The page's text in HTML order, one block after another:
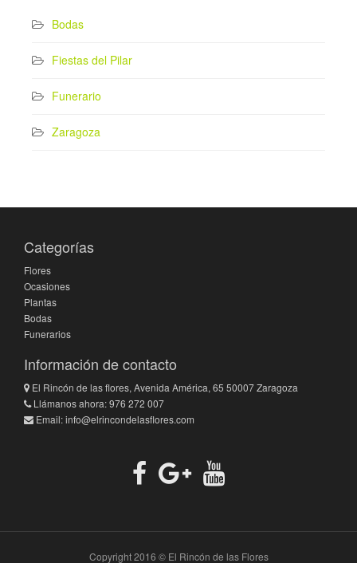
Bodas
Fiestas del Pilar
Funerario
Zaragoza
Categorías
Flores
Ocasiones
Plantas
Bodas
Funerarios
Información de contacto
El Rincón de las flores, Avenida América, 65 50007 Zaragoza
Llámanos ahora: 976 272 007
Email:info@elrincondelasflores.com
Copyright 2016 © El Rincón de las Flores